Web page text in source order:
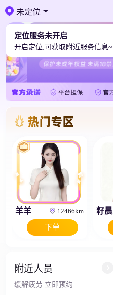
未定位
羊羊 12466km
下单
籽晨
附近人员
缓解疲劳 立即预约
定位服务未开启
开启定位,可获取附近服务信息~